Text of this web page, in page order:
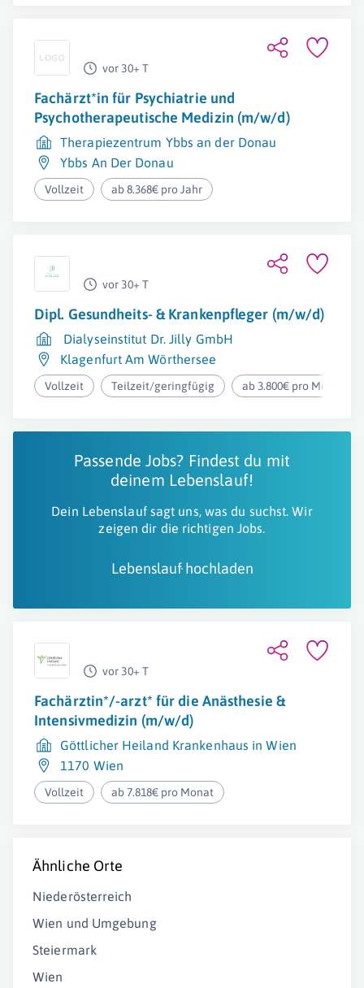
vor 30+ T
Fachärzt*in für Psychiatrie und
Psychotherapeutische Medizin (m/w/d)
Therapiezentrum Ybbs an der Donau
Ybbs An Der Donau
Vollzeit ab 8.368€ pro Jahr
vor 30+ T
Dipl. Gesundheits- & Krankenpfleger (m/w/d)
Dialyseinstitut Dr. Jilly GmbH
Klagenfurt Am Wörthersee
Vollzeit Teilzeit/geringfügig ab 3.800€ pro Monat
Passende Jobs? Findest du mit
deinem Lebenslauf!
Dein Lebenslauf sagt uns, was du suchst. Wir
zeigen dir die richtigen Jobs.
Lebenslauf hochladen
vor 30+ T
Fachärztin*/-arzt* für die Anästhesie &
Intensivmedizin (m/w/d)
Göttlicher Heiland Krankenhaus in Wien
1170 Wien
Vollzeit ab 7.818€ pro Monat
Ähnliche Orte
Niederösterreich
Wien und Umgebung
Steiermark
Wien